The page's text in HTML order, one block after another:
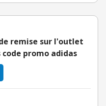
remise sur l'outlet
code promo adidas